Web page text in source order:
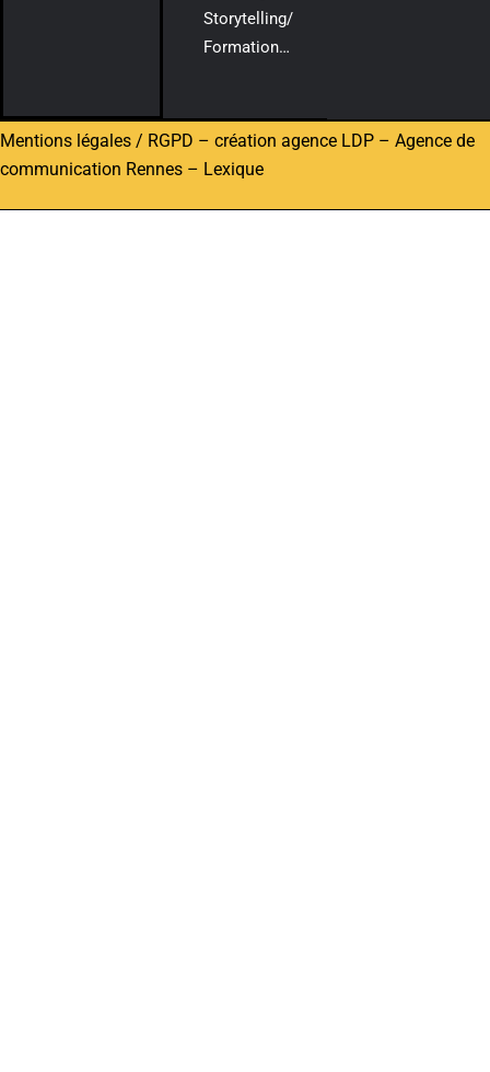
Storytelling/
Formation…
Mentions légales / RGPD – création agence LDP – Agence de
communication Rennes – Lexique